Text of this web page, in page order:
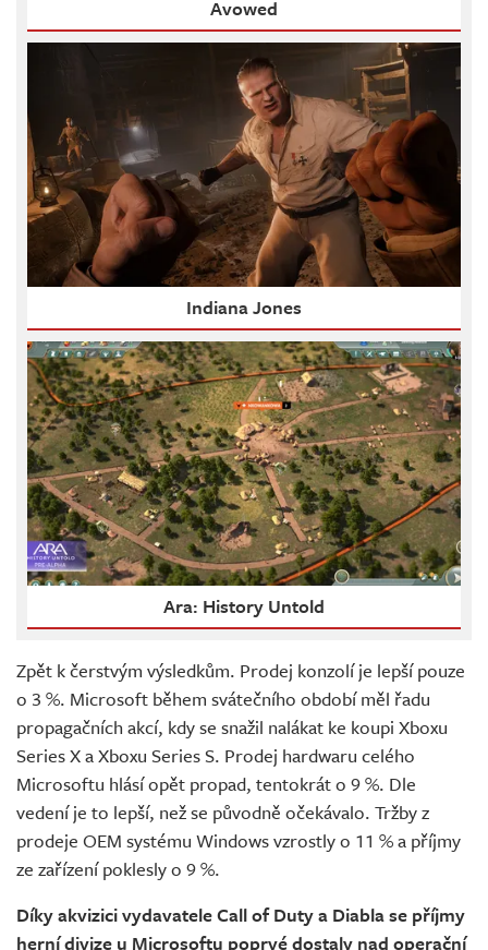
Avowed
Indiana Jones
Ara: History Untold
Zpět k čerstvým výsledkům. Prodej konzolí je lepší pouze
o 3 %. Microsoft během svátečního období měl řadu
propagačních akcí, kdy se snažil nalákat ke koupi Xboxu
Series X a Xboxu Series S. Prodej hardwaru celého
Microsoftu hlásí opět propad, tentokrát o 9 %. Dle
vedení je to lepší, než se původně očekávalo. Tržby z
prodeje OEM systému Windows vzrostly o 11 % a příjmy
ze zařízení poklesly o 9 %.
Díky akvizici vydavatele Call of Duty a Diabla se příjmy
herní divize u Microsoftu poprvé dostaly nad operační